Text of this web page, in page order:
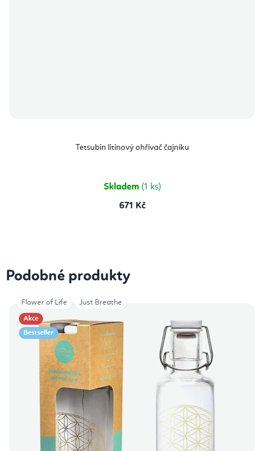
Tetsubin litinový ohřívač čajníku
Skladem (1 ks)
671 Kč
Podobné produkty
Akce
Bestseller
Flower of Life Just Breathe